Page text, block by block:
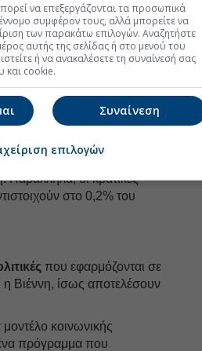
Discover!
εγκυρότητας του Euro2day.gr
Euro2day.grστοLinkedin
δυσμενή κατάσταση
του πληθυσμού που
στέγασης στην
οι κρατικές
στο 0,2% του
που εφαρμόζονται σε
Βιέννη, ίσως αποτελέσουν
κοινωνικής
ένα πρόγραμμα που
να επεξεργάζονται τα προσωπικά
συμφέρον τους, αλλά μπορείτε να
των παρακάτω επιλογών. Αναζητήστε
αυτής της σελίδας ή στο μενού του
ή να ανακαλέσετε τη συναίνεσή σας
και cookie.
Συναίνεση
επιλογών